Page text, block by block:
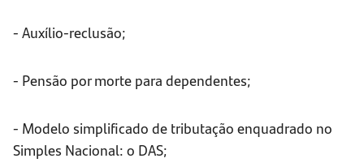
- Auxílio-reclusão;
- Pensão por morte para dependentes;
- Modelo simplificado de tributação enquadrado no
Simples Nacional: o DAS;